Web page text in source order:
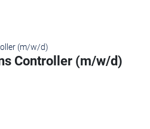
Controller (m/w/d)